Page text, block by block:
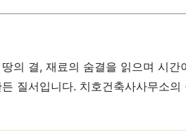
의 결, 재료의 숨결을 읽으며 시간
질서입니다. 치호건축사사무소의